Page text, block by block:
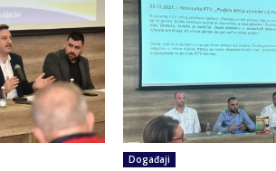
Događaji